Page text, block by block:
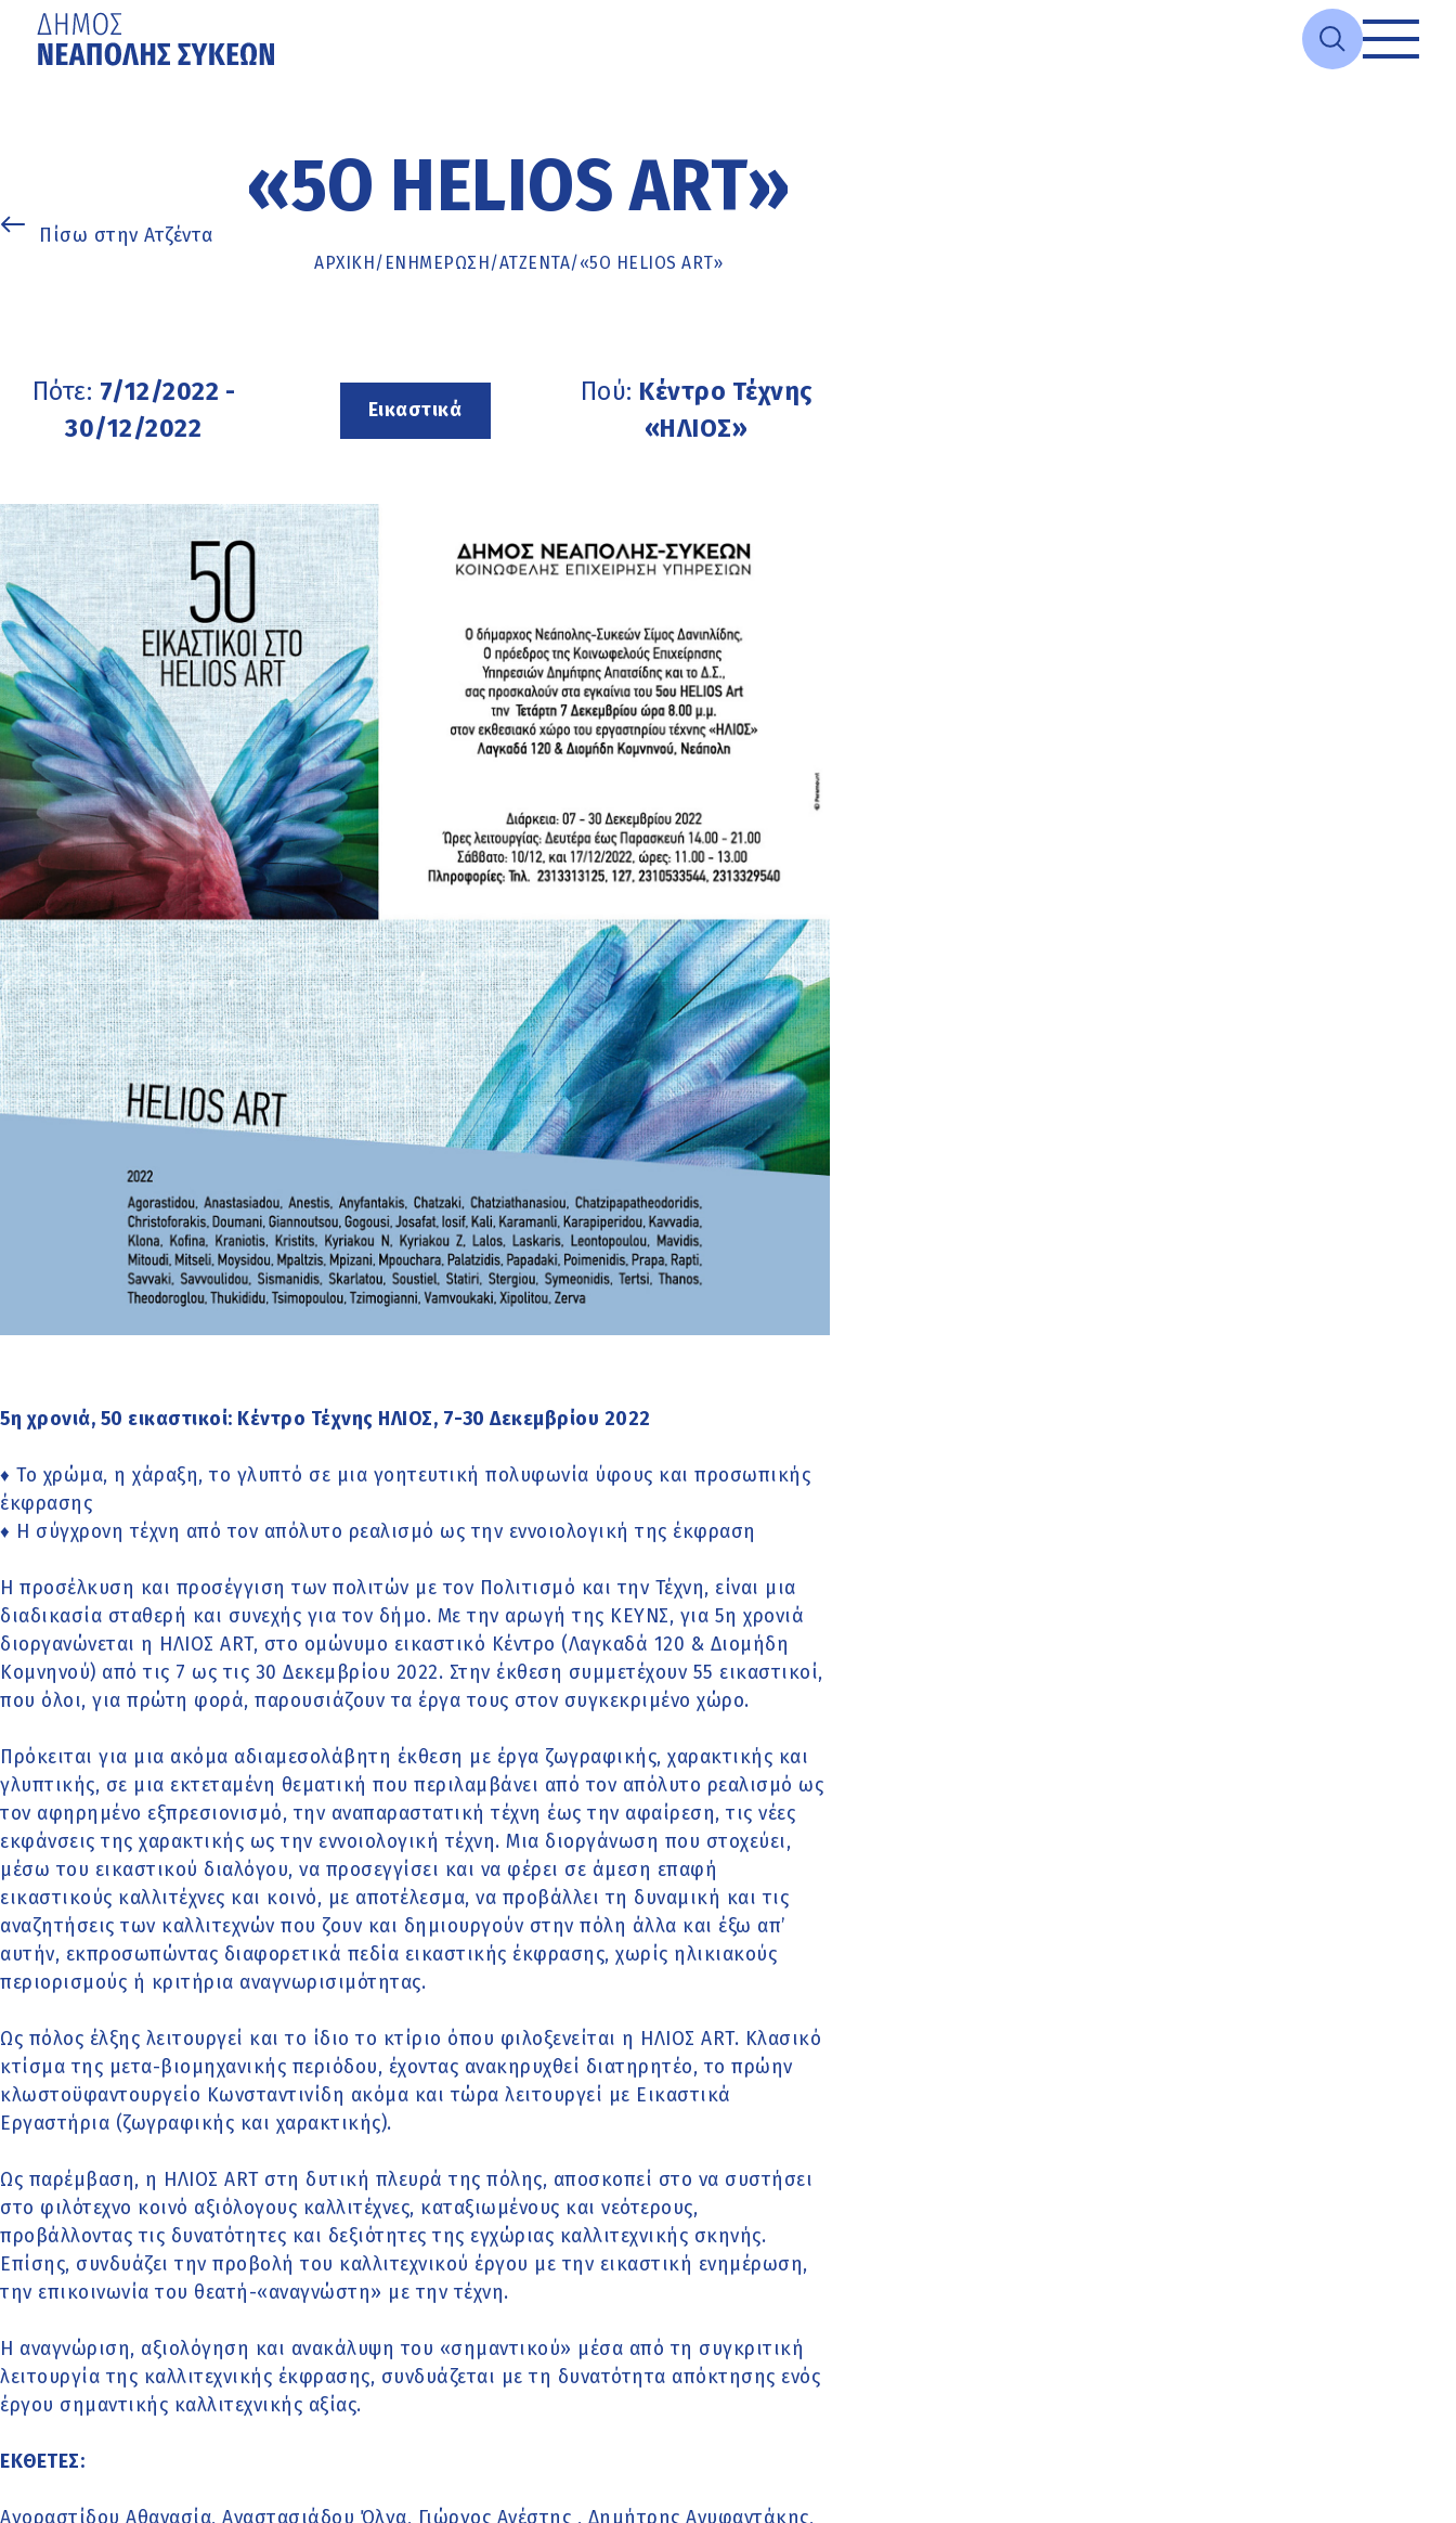
«5Ο HELIOS ART»
Πίσω στην Ατζέντα
ΑΡΧΙΚΉ/ ΕΝΗΜΈΡΩΣΗ/ΑΤΖΕΝΤΑ/«5Ο HELIOS ART»
Πότε: 7/12/2022 -
30/12/2022
Εικαστικά
Πού: Κέντρο Τέχνης
«ΗΛΙΟΣ»
5η χρονιά, 50 εικαστικοί: Κέντρο Τέχνης ΗΛΙΟΣ, 7-30 Δεκεμβρίου 2022
♦ Το χρώμα, η χάραξη, το γλυπτό σε μια γοητευτική πολυφωνία ύφους και προσωπικής
έκφρασης
♦ Η σύγχρονη τέχνη από τον απόλυτο ρεαλισμό ως την εννοιολογική της έκφραση
Η προσέλκυση και προσέγγιση των πολιτών με τον Πολιτισμό και την Τέχνη, είναι μια
διαδικασία σταθερή και συνεχής για τον δήμο. Με την αρωγή της ΚΕΥΝΣ, για 5η χρονιά
διοργανώνεται η ΗΛΙΟΣ ART, στο ομώνυμο εικαστικό Κέντρο (Λαγκαδά 120 & Διομήδη
Κομνηνού) από τις 7 ως τις 30 Δεκεμβρίου 2022. Στην έκθεση συμμετέχουν 55 εικαστικοί,
που όλοι, για πρώτη φορά, παρουσιάζουν τα έργα τους στον συγκεκριμένο χώρο.
Πρόκειται για μια ακόμα αδιαμεσολάβητη έκθεση με έργα ζωγραφικής, χαρακτικής και
γλυπτικής, σε μια εκτεταμένη θεματική που περιλαμβάνει από τον απόλυτο ρεαλισμό ως
τον αφηρημένο εξπρεσιονισμό, την αναπαραστατική τέχνη έως την αφαίρεση, τις νέες
εκφάνσεις της χαρακτικής ως την εννοιολογική τέχνη. Μια διοργάνωση που στοχεύει,
μέσω του εικαστικού διαλόγου, να προσεγγίσει και να φέρει σε άμεση επαφή
εικαστικούς καλλιτέχνες και κοινό, με αποτέλεσμα, να προβάλλει τη δυναμική και τις
αναζητήσεις των καλλιτεχνών που ζουν και δημιουργούν στην πόλη άλλα και έξω απ’
αυτήν, εκπροσωπώντας διαφορετικά πεδία εικαστικής έκφρασης, χωρίς ηλικιακούς
περιορισμούς ή κριτήρια αναγνωρισιμότητας.
Ως πόλος έλξης λειτουργεί και το ίδιο το κτίριο όπου φιλοξενείται η ΗΛΙΟΣ ART. Κλασικό
κτίσμα της μετα-βιομηχανικής περιόδου, έχοντας ανακηρυχθεί διατηρητέο, το πρώην
κλωστοϋφαντουργείο Κωνσταντινίδη ακόμα και τώρα λειτουργεί με Εικαστικά
Εργαστήρια (ζωγραφικής και χαρακτικής).
Ως παρέμβαση, η ΗΛΙΟΣ ART στη δυτική πλευρά της πόλης, αποσκοπεί στο να συστήσει
στο φιλότεχνο κοινό αξιόλογους καλλιτέχνες, καταξιωμένους και νεότερους,
προβάλλοντας τις δυνατότητες και δεξιότητες της εγχώριας καλλιτεχνικής σκηνής.
Επίσης, συνδυάζει την προβολή του καλλιτεχνικού έργου με την εικαστική ενημέρωση,
την επικοινωνία του θεατή-«αναγνώστη» με την τέχνη.
Η αναγνώριση, αξιολόγηση και ανακάλυψη του «σημαντικού» μέσα από τη συγκριτική
λειτουργία της καλλιτεχνικής έκφρασης, συνδυάζεται με τη δυνατότητα απόκτησης ενός
έργου σημαντικής καλλιτεχνικής αξίας.
ΕΚΘΕΤΕΣ:
Αγοραστίδου Αθανασία, Αναστασιάδου Όλγα, Γιώργος Ανέστης , Δημήτρης Ανυφαντάκης,